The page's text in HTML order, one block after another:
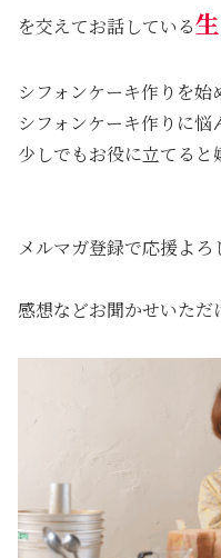
を交えてお話している
シフォンケーキ作りを
シフォンケーキ作りに悩
少しでもお役に立てると
メルマガ登録で応援よろ
感想などお聞かせいた